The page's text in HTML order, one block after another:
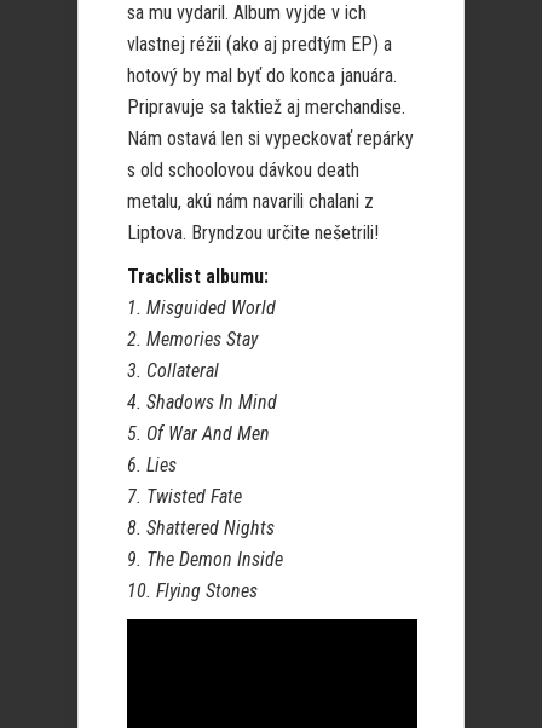
sa mu vydaril. Album vyjde v ich
vlastnej réžii (ako aj predtým EP) a
hotový by mal byť do konca januára.
Pripravuje sa taktiež aj merchandise.
Nám ostavá len si vypeckovať repárky
s old schoolovou dávkou death
metalu, akú nám navarili chalani z
Liptova. Bryndzou určite nešetrili!
Tracklist albumu:
1. Misguided World
2. Memories Stay
3. Collateral
4. Shadows In Mind
5. Of War And Men
6. Lies
7. Twisted Fate
8. Shattered Nights
9. The Demon Inside
10. Flying Stones